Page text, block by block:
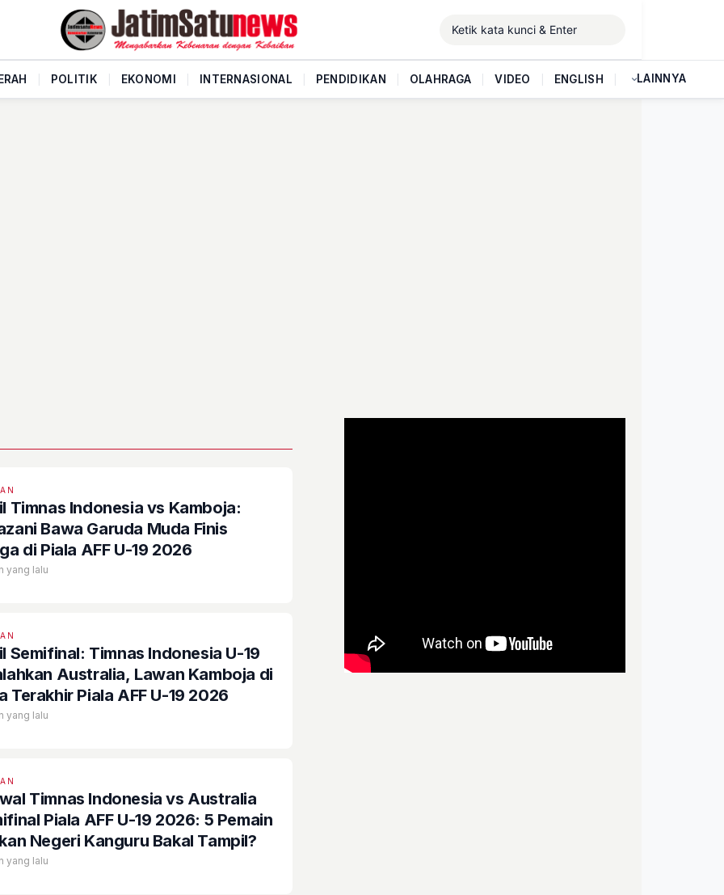
POLITIK EKONOMI INTERNASIONAL PENDIDIKAN OLAHRAGA VIDEO ENGLISH LAINNYA
Timnas Indonesia vs Kamboja:
Bawa Garuda Muda Finis
di Piala AFF U-19 2026
yang lalu
Semifinal: Timnas Indonesia U-19
Australia, Lawan Kamboja di
Terakhir Piala AFF U-19 2026
yang lalu
Timnas Indonesia vs Australia
Piala AFF U-19 2026: 5 Pemain
Negeri Kanguru Bakal Tampil?
yang lalu